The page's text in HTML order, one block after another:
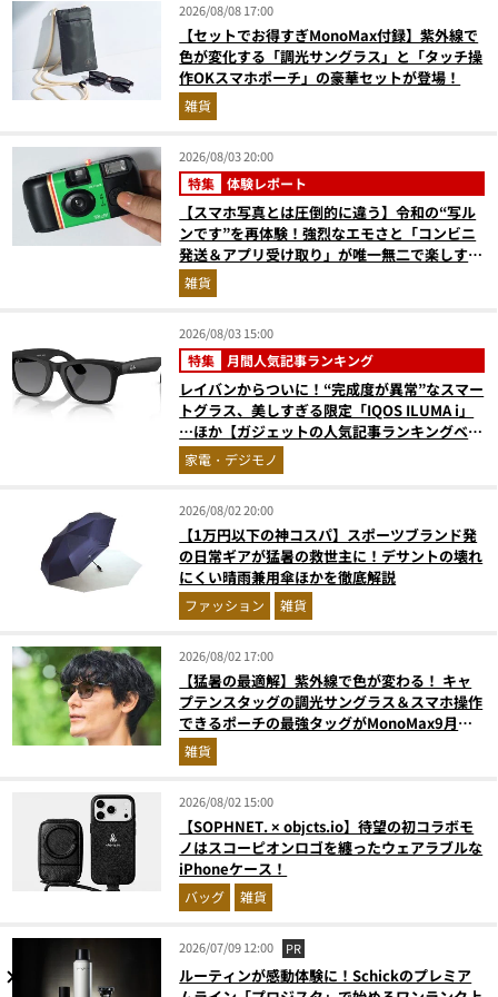
2026/08/08 17:00
【セットでお得すぎMonoMax付録】紫外線で
色が変化する「調光サングラス」と「タッチ操
作OKスマホポーチ」の豪華セットが登場！
雑貨
2026/08/03 20:00
特集 体験レポート
【スマホ写真とは圧倒的に違う】令和の“写ル
ンです”を再体験！強烈なエモさと「コンビニ
発送＆アプリ受け取り」が唯一無二で楽しすぎ
た雑貨
2026/08/03 15:00
特集 月間人気記事ランキング
レイバンからついに！“完成度が異常”なスマー
トグラス、美しすぎる限定「IQOS ILUMA i」
…ほか【ガジェットの人気記事ランキングベス
ト3】（2026年6月版）
家電・デジモノ
2026/08/02 20:00
【1万円以下の神コスパ】スポーツブランド発
の日常ギアが猛暑の救世主に！デサントの壊れ
にくい晴雨兼用傘ほかを徹底解説
ファッション 雑貨
2026/08/02 17:00
【猛暑の最適解】紫外線で色が変わる！ キャ
プテンスタッグの調光サングラス＆スマホ操作
できるポーチの最強タッグがMonoMax9月号
増刊付録に登場
雑貨
2026/08/02 15:00
【SOPHNET. × objcts.io】待望の初コラボモ
ノはスコーピオンロゴを纏ったウェアラブルな
iPhoneケース！
バッグ 雑貨
2026/07/09 12:00 PR
ルーティンが感動体験に！Schickのプレミア